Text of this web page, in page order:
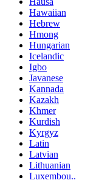
Hawaiian
Hebrew
Hmong
Hungarian
Icelandic
Igbo
Javanese
Kannada
Kazakh
Khmer
Kurdish
Kyrgyz
Latin
Latvian
Lithuanian
Luxembou..